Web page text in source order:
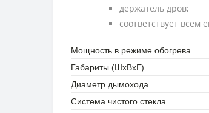
держатель дров;
соответствует всем
Мощность в режиме обогрева
Габариты (ШхВхГ)
Диаметр дымохода
Система чистого стекла